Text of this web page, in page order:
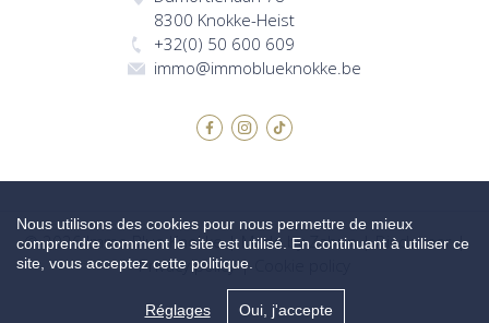
8300 Knokke-Heist
+32(0) 50 600 609
immo@immoblueknokke.be
© 2026 Immo Blue Knokke | Made by Zabun|Disclaimer |
Privacy policy|
Nous utilisons des cookies pour nous permettre de mieux
comprendre comment le site est utilisé. En continuant à utiliser ce
site, vous acceptez cette politique.
Réglages Oui, j'accepte